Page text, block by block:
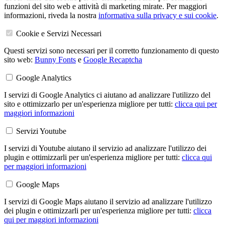
funzioni del sito web e attività di marketing mirate. Per maggiori
informazioni, riveda la nostra informativa sulla privacy e sui cookie.
Cookie e Servizi Necessari
Questi servizi sono necessari per il corretto funzionamento di questo
sito web: Bunny Fonts e Google Recaptcha
Google Analytics
I servizi di Google Analytics ci aiutano ad analizzare l'utilizzo del
sito e ottimizzarlo per un'esperienza migliore per tutti: clicca qui per
maggiori informazioni
Servizi Youtube
I servizi di Youtube aiutano il servizio ad analizzare l'utilizzo dei
plugin e ottimizzarli per un'esperienza migliore per tutti: clicca qui
per maggiori informazioni
Google Maps
I servizi di Google Maps aiutano il servizio ad analizzare l'utilizzo
dei plugin e ottimizzarli per un'esperienza migliore per tutti: clicca
qui per maggiori informazioni